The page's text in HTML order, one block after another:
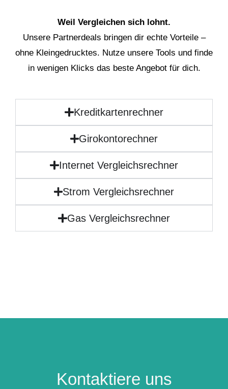
Weil Vergleichen sich lohnt.
Unsere Partnerdeals bringen dir echte Vorteile –
ohne Kleingedrucktes. Nutze unsere Tools und finde
in wenigen Klicks das beste Angebot für dich.
Kreditkartenrechner
Girokontorechner
Internet Vergleichsrechner
Strom Vergleichsrechner
Gas Vergleichsrechner
Kontaktiere uns